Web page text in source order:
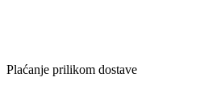
Plaćanje prilikom dostave